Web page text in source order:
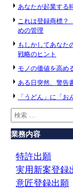
あなたが起業する
これは登録商標？
めの管理
もしかしてあなた
戦略のヒント
モノの価値を高め
ある日突然、警告
「うどん」に「
業務内容
特許出願
実用新案登録
意匠登録出願